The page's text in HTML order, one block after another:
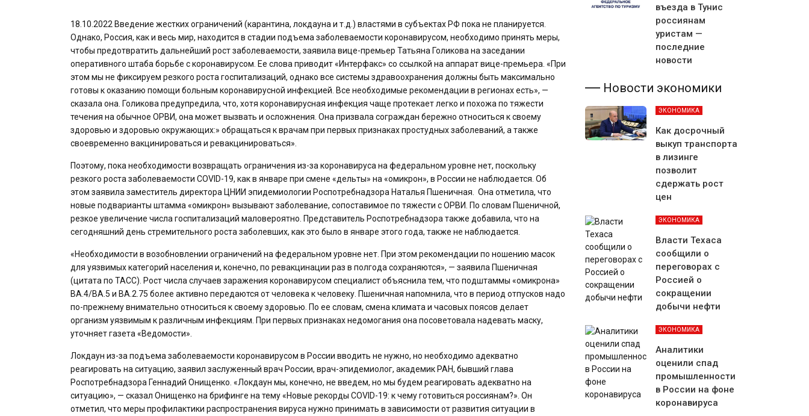
18.10.2022 Введение жестких ограничений (карантина, локдауна и т.д.) властями в субъектах РФ пока не планируется.
Однако, Россия, как и весь мир, находится в стадии подъема заболеваемости коронавирусом, необходимо принять меры,
чтобы предотвратить дальнейший рост заболеваемости, заявила вице-премьер Татьяна Голикова на заседании
оперативного штаба борьбе с коронавирусом. Ее слова приводит «Интерфакс» со ссылкой на аппарат вице-премьера. «При
этом мы не фиксируем резкого роста госпитализаций, однако все системы здравоохранения должны быть максимально
готовы к оказанию помощи больным коронавирусной инфекцией. Все необходимые рекомендации в регионах есть», —
сказала она. Голикова предупредила, что, хотя коронавирусная инфекция чаще протекает легко и похожа по тяжести
течения на обычное ОРВИ, она может вызвать и осложнения. Она призвала сограждан бережно относиться к своему
здоровью и здоровью окружающих:» обращаться к врачам при первых признаках простудных заболеваний, а также
своевременно вакцинироваться и ревакцинироваться».
Поэтому, пока необходимости возвращать ограничения из-за коронавируса на федеральном уровне нет, поскольку
резкого роста заболеваемости COVID-19, как в январе при смене «дельты» на «омикрон», в России не наблюдается. Об
этом заявила заместитель директора ЦНИИ эпидемиологии Роспотребнадзора Наталья Пшеничная. Она отметила, что
новые подварианты штамма «омикрон» вызывают заболевание, сопоставимое по тяжести с ОРВИ. По словам Пшеничной,
резкое увеличение числа госпитализаций маловероятно. Представитель Роспотребнадзора также добавила, что на
сегодняшний день стремительного роста заболевших, как это было в январе этого года, также не наблюдается.
«Необходимости в возобновлении ограничений на федеральном уровне нет. При этом рекомендации по ношению масок
для уязвимых категорий населения и, конечно, по ревакцинации раз в полгода сохраняются», — заявила Пшеничная
(цитата по ТАСС). Рост числа случаев заражения коронавирусом специалист объяснила тем, что подштаммы «омикрона»
BA.4/BA.5 и BA.2.75 более активно передаются от человека к человеку. Пшеничная напомнила, что в период отпусков надо
по-прежнему внимательно относиться к своему здоровью. По ее словам, смена климата и часовых поясов делает
организм уязвимым к различным инфекциям. При первых признаках недомогания она посоветовала надевать маску,
уточняет газета «Ведомости».
Локдаун из-за подъема заболеваемости коронавирусом в России вводить не нужно, но необходимо адекватно
реагировать на ситуацию, заявил заслуженный врач России, врач-эпидемиолог, академик РАН, бывший глава
Роспотребнадзора Геннадий Онищенко. «Локдаун мы, конечно, не введем, но мы будем реагировать адекватно на
ситуацию», — сказал Онищенко на брифинге на тему «Новые рекорды COVID-19: к чему готовиться россиянам?». Он
отметил, что меры профилактики распространения вируса нужно принимать в зависимости от развития ситуации в
въезда в Тунис
россиянам
уристам —
последние
новости
Новости экономики
ЭКОНОМИКА
Как досрочный
выкуп транспорта
в лизинге
позволит
сдержать рост
цен
ЭКОНОМИКА
Власти Техаса
сообщили о
переговорах с
Россией о
сокращении
добычи нефти
ЭКОНОМИКА
Аналитики
оценили спад
промышленности
в России на фоне
коронавируса